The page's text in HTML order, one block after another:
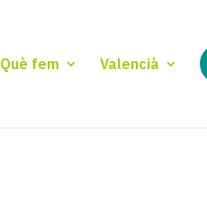
Què fem Valencià